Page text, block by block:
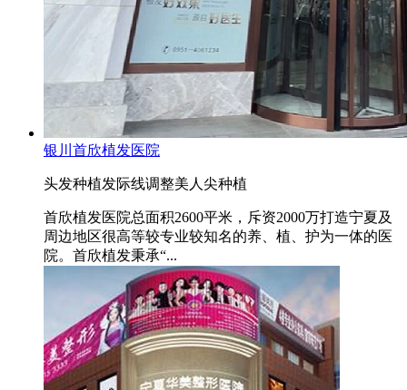
银川首欣植发医院
头发种植发际线调整美人尖种植
首欣植发医院总面积2600平米，斥资2000万打造宁夏及
周边地区很高等较专业较知名的养、植、护为一体的医
院。首欣植发秉承“...